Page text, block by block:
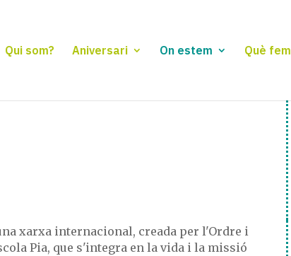
Qui som? Aniversari On estem Què fem
xarxa internacional, creada per l'Ordre i
Pia, que s'integra en la vida i la missió